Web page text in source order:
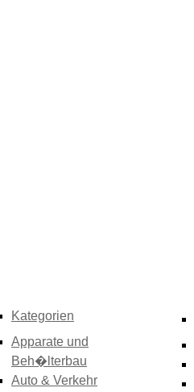
Kategorien
Apparate und
Beh�lterbau
Auto & Verkehr